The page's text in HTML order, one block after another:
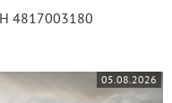
4817003180
05.08.2026